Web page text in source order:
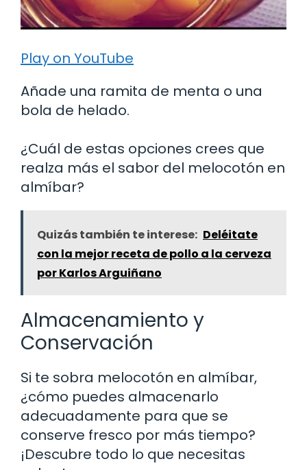
Play on YouTube
Añade una ramita de menta o una
bola de helado.
¿Cuál de estas opciones crees que
realza más el sabor del melocotón en
almíbar?
Quizás también te interese: Deléitate
con la mejor receta de pollo a la cerveza
por Karlos Arguiñano
Almacenamiento y
Conservación
Si te sobra melocotón en almíbar,
¿cómo puedes almacenarlo
adecuadamente para que se
conserve fresco por más tiempo?
¡Descubre todo lo que necesitas